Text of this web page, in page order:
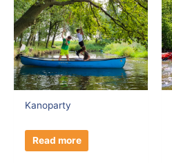
Kanoparty
Read more